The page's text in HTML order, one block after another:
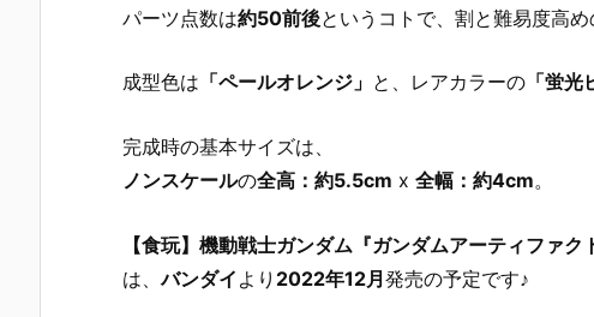
パーツ点数は約50前後というコトで、割と難易度高
成型色は 「ペールオレンジ」 と、レアカラーの 「蛍光
完成時の基本サイズは、
ノンスケールの全高：約5.5cm x 全幅：約4cm。
【食玩】機動戦士ガンダム『ガンダムアーティファ
は、バンダイ より 2022年12月発売の予定です♪